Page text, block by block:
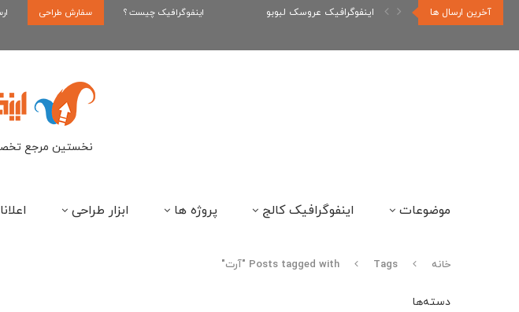
آخرین ارسال ها اینفوگرافیک عروسک لبوبو اینفوگرافیک رپر های اینفوگرافیک چیست ؟ سفارش طراحی
نخستین مرجع
موضوعات اینفوگرافیک کالج پروژه ها ابزار طراحی
خانه Tags Posts tagged with "آرت"
دسته‌ها